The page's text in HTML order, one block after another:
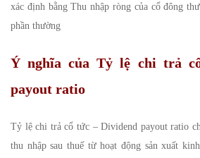
xác định bằng Thu nhập ròng của cổ đông
phần thường
Ý nghĩa của Tỷ lệ chi trả
payout ratio
Tỷ lệ chi trả cổ tức – Dividend payout ratio
thu nhập sau thuế từ hoạt động sản xuất